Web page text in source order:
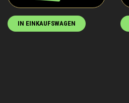
IN EINKAUFSWAGEN